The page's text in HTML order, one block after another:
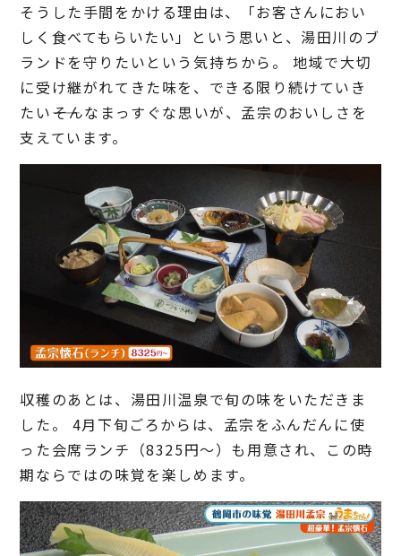
そうした手間をかける理由は、「お客さんにおい
しく食べてもらいたい」という思いと、湯田川のブ
ランドを守りたいという気持ちから。 地域で大切
に受け継がれてきた味を、できる限り続けていき
たい――そんなまっすぐな思いが、孟宗のおいしさを
支えています。
収穫のあとは、湯田川温泉で旬の味をいただきま
した。 4月下旬ごろからは、孟宗をふんだんに使
った会席ランチ（8325円～）も用意され、この時
期ならではの味覚を楽しめます。